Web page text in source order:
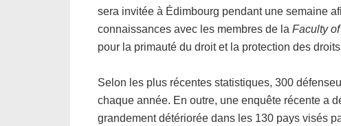
sera invitée à Édimbourg pendant une semaine
connaissances avec les membres de la Faculty
pour la primauté du droit et la protection des
Selon les plus récentes statistiques, 300
chaque année. En outre, une enquête récente a
grandement détériorée dans les 130 pays visés